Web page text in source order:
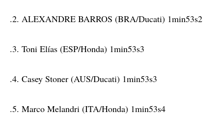
.2. ALEXANDRE BARROS (BRA/Ducati) 1min53s2
.3. Toni Elías (ESP/Honda) 1min53s3
.4. Casey Stoner (AUS/Ducati) 1min53s3
.5. Marco Melandri (ITA/Honda) 1min53s4